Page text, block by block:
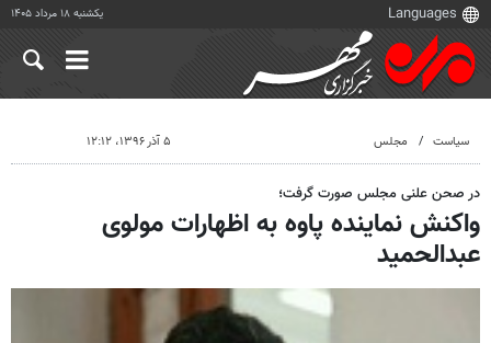
یکشنبه ۱۸ مرداد ۱۴۰۵
سیاست مجلس ۵ آذر ۱۳۹۶، ۱۲:۱۲
در صحن علنی مجلس صورت گرفت؛
واکنش نماینده پاوه به اظهارات مولوی
عبدالحمید